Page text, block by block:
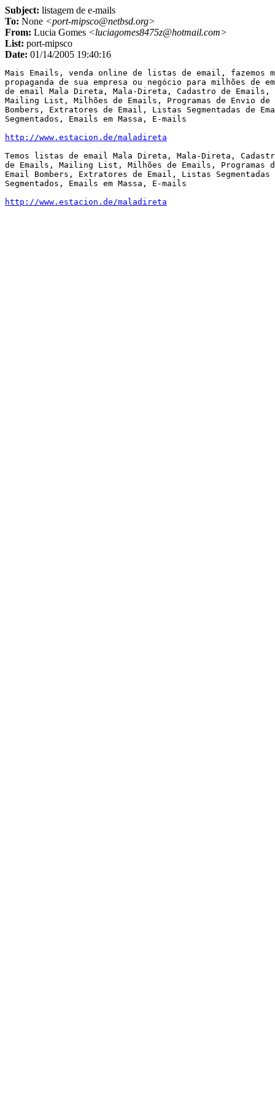
Subject: listagem de e-mails
To: None <port-mipsco@netbsd.org>
From: Lucia Gomes <luciagomes8475z@hotmail.com>
List: port-mipsco
Date: 01/14/2005 19:40:16
Mais Emails, venda online de listas de email, fazemos
propaganda de sua empresa ou negócio para milhões de
de email Mala Direta, Mala-Direta, Cadastro de
Mailing List, Milhões de Emails, Programas de Envio de
Bombers, Extratores de Email, Listas Segmentadas de
Segmentados, Emails em Massa, E-mails
http://www.estacion.de/maladireta
Temos listas de email Mala Direta, Mala-Direta,
de Emails, Mailing List, Milhões de Emails, Programas
Email Bombers, Extratores de Email, Listas
Segmentados, Emails em Massa, E-mails
http://www.estacion.de/maladireta